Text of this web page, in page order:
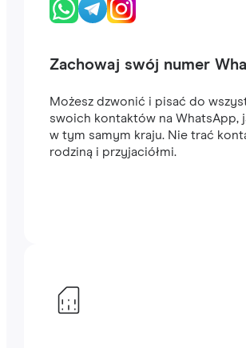
Zachowaj swój numer
Możesz dzwonić i pisać do
swoich kontaktów na WhatsApp,
w tym samym kraju. Nie trać
rodziną i przyjaciółmi.